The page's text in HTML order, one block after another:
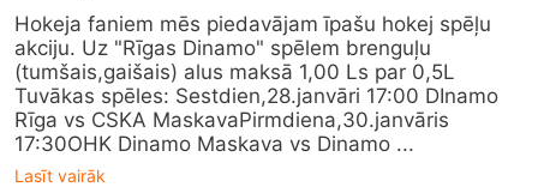
Hokeja faniem mēs piedavājam īpašu hokej spēļu
akciju. Uz "Rīgas Dinamo" spēlem brenguļu
(tumšais,gaišais) alus maksā 1,00 Ls par 0,5L
Tuvākas spēles: Sestdien,28.janvāri 17:00 DInamo
Rīga vs CSKA MaskavaPirmdiena,30.janvāris
17:30OHK Dinamo Maskava vs Dinamo ...
Lasīt vairāk